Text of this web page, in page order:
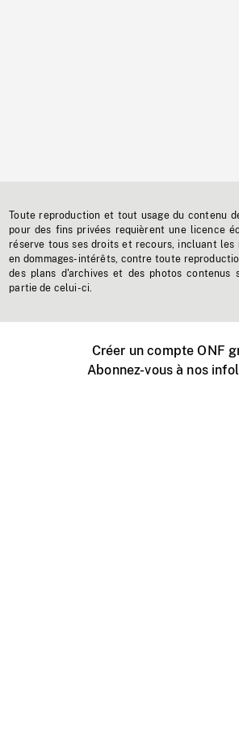
Toute reproduction et tout usage du contenu
pour des fins privées requièrent une licence
réserve tous ses droits et recours, incluant
en dommages-intérêts, contre toute
des plans d'archives et des photos
partie de celui-ci.
Créer un compte ONF
Abonnez-vous à nos